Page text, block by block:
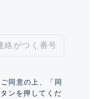
0
同意の上、「同
ンを押してくだ